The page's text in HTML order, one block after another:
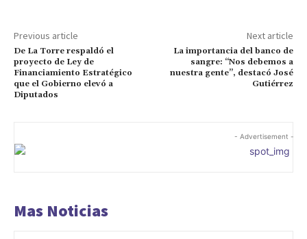
Previous article
De La Torre respaldó el
proyecto de Ley de
Financiamiento Estratégico
que el Gobierno elevó a
Diputados
Next article
La importancia del banco de
sangre: “Nos debemos a
nuestra gente”, destacó José
Gutiérrez
- Advertisement -
Mas Noticias